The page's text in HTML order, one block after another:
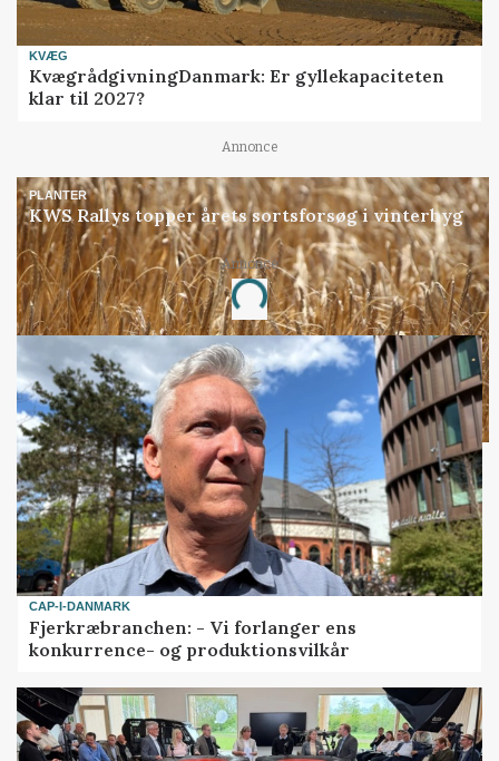
KVÆG
KvægrådgivningDanmark: Er gyllekapaciteten
klar til 2027?
Annonce
PLANTER
KWS Rallys topper årets sortsforsøg i vinterbyg
Annonce
Loading...
CAP-I-DANMARK
Fjerkræbranchen: - Vi forlanger ens
konkurrence- og produktionsvilkår